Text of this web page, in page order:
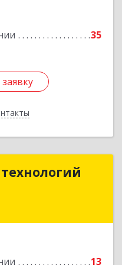
35
13
технологий
Подробнее